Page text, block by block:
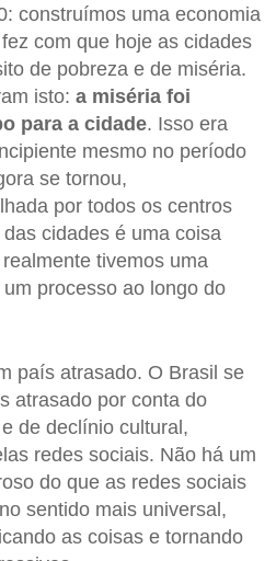
construímos uma economia
com que hoje as cidades
de pobreza e de miséria.
isto: a miséria foi
para a cidade. Isso era
mesmo no período
se tornou,
por todos os centros
cidades é uma coisa
tivemos uma
processo ao longo do
país atrasado. O Brasil se
atrasado por conta do
de declínio cultural,
redes sociais. Não há um
do que as redes sociais
sentido mais universal,
as coisas e tornando